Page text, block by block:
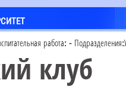
работа:-
клуб